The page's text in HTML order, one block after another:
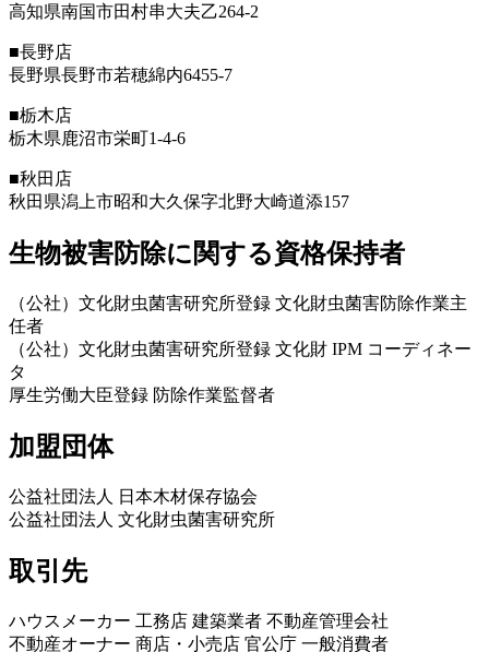
高知県南国市田村串大夫乙264-2
■長野店
長野県長野市若穂綿内6455-7
■栃木店
栃木県鹿沼市栄町1-4-6
■秋田店
秋田県潟上市昭和大久保字北野大崎道添157
生物被害防除に関する資格保持者
（公社）文化財虫菌害研究所登録 文化財虫菌害防除作業主
任者
（公社）文化財虫菌害研究所登録 文化財 IPM コーディネー
タ
厚生労働大臣登録 防除作業監督者
加盟団体
公益社団法人 日本木材保存協会
公益社団法人 文化財虫菌害研究所
取引先
ハウスメーカー 工務店 建築業者 不動産管理会社
不動産オーナー 商店・小売店 官公庁 一般消費者